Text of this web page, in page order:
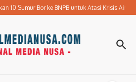
10 Sumur Bor ke BNPB untuk Atasi Krisis Air